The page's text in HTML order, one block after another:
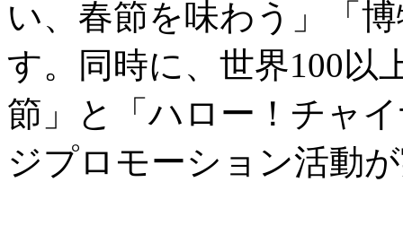
い、春節を味わう」「
す。同時に、世界100以
節」と「ハロー！チャ
ジプロモーション活動